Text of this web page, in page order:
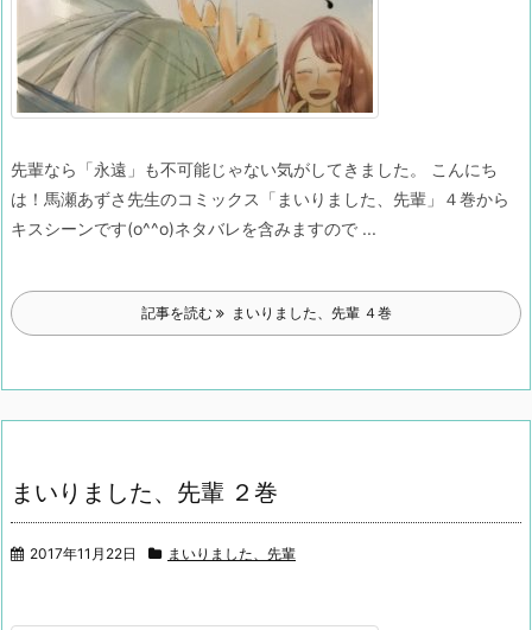
先輩なら「永遠」も不可能じゃない気がしてきました。
こんにち
は！ 馬瀬あずさ先生のコミックス「まいりました、先輩」４巻から
キスシーンです(o^^o)ネタバレを含みますので ...
記事を読む まいりました、先輩 ４巻
まいりました、先輩 ２巻
2017年11月22日 まいりました、先輩